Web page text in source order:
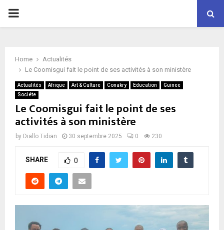
P
M
A
M
Home
Actualités
Le Coomisgui fait le point de ses activités à son ministère
Actualités Afrique Art & Culture Conakry Education
Guinee
Sociéte
Le Coomisgui fait le point de ses
activités à son ministère
by Diallo Tidian 30 septembre 2025 0 230
SHARE 0